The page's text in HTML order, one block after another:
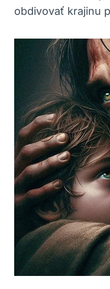
obdivovať krajinu